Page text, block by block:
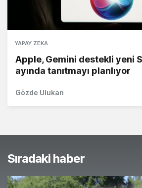
YAPAY ZEKA
Apple, Gemini destekli yeni
ayında tanıtmayı planlıyor
Gözde Ulukan
Sıradaki haber